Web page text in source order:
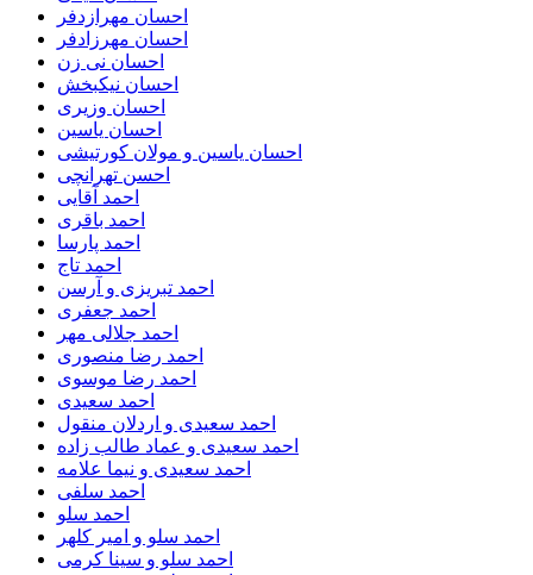
احسان مهرازدفر
احسان مهرزادفر
احسان نی زن
احسان نیکبخش
احسان وزیری
احسان یاسین
احسان یاسین و مولان کورتیشی
احسن تهرانچی
احمد آقایی
احمد باقری
احمد پارسا
احمد تاج
احمد تبریزی و آرسن
احمد جعفری
احمد جلالی مهر
احمد رضا منصوری
احمد رضا موسوی
احمد سعیدی
احمد سعیدی و اردلان منقول
احمد سعیدی و عماد طالب زاده
احمد سعیدی و نیما علامه
احمد سلفی
احمد سلو
احمد سلو و امیر کلهر
احمد سلو و سینا کرمی